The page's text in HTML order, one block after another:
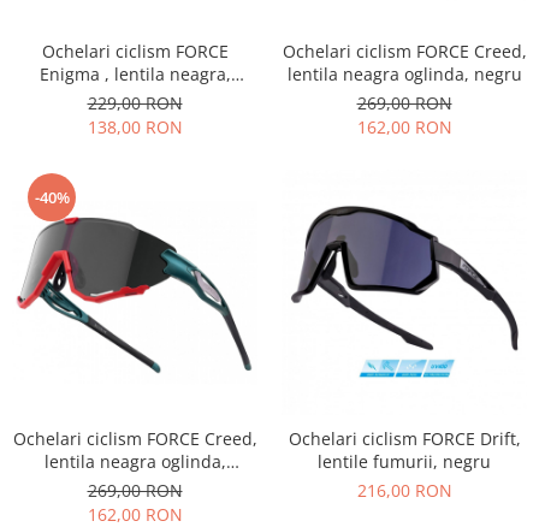
Ochelari ciclism FORCE
Enigma , lentila neagra,
galben fluo/negru
229,00 RON
138,00 RON
Ochelari ciclism FORCE Creed,
lentila neagra oglinda, negru
269,00 RON
162,00 RON
-40%
Ochelari ciclism FORCE Creed,
lentila neagra oglinda,
rosu/albastru petrol
269,00 RON
162,00 RON
Ochelari ciclism FORCE Drift,
lentile fumurii, negru
216,00 RON